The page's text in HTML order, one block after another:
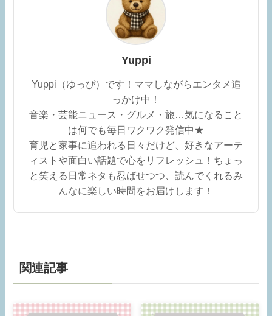
Yuppi
Yuppi（ゆっぴ）です！ママしながらエンタメ追
っかけ中！
音楽・芸能ニュース・グルメ・旅…気になること
は何でも毎日ワクワク発信中★
育児と家事に追われる日々だけど、好きなアーテ
ィストや面白い話題で心をリフレッシュ！ちょっ
と笑える日常ネタも忍ばせつつ、読んでくれるみ
んなに楽しい時間をお届けします！
関連記事